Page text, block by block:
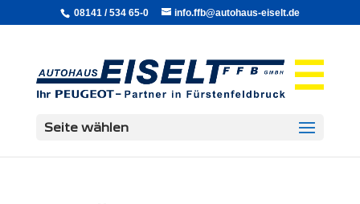
08141 / 534 65-0 info.ffb@autohaus-eiselt.de
Seite wählen